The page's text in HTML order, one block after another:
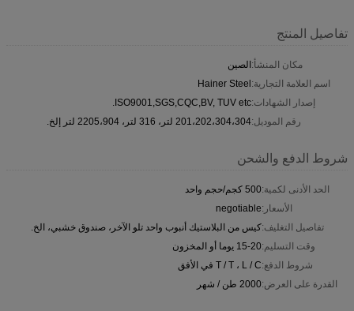
تفاصيل المنتج
مكان المنشأ:الصين
اسم العلامة التجارية:Hainer Steel
إصدار الشهادات:ISO9001,SGS,CQC,BV, TUV etc.
رقم الموديل:201،202،304،304 لتر، 316 لتر، 2205،904 لتر إلخ.
شروط الدفع والشحن
الحد الأدنى لكمية:500 كجم/حجم واحد
الأسعار:negotiable
تفاصيل التغليف:كيس من البلاستيك أنبوب واحد تلو الآخر، صندوق خشبي، الخ.
وقت التسليم:15-20 يوما أو المخزون
شروط الدفع:T / T ، L / C في الأفق
القدرة على العرض:2000 طن / شهر